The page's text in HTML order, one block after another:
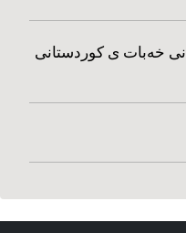
خه‌بات ی کوردستانی